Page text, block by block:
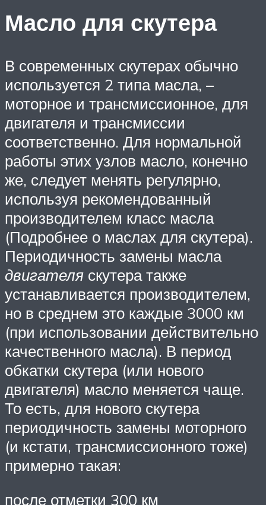
Масло для скутера
В современных скутерах обычно
используется 2 типа масла, –
моторное и трансмиссионное, для
двигателя и трансмиссии
соответственно. Для нормальной
работы этих узлов масло, конечно
же, следует менять регулярно,
используя рекомендованный
производителем класс масла
(Подробнее о маслах для скутера).
Периодичность замены масла
двигателя скутера также
устанавливается производителем,
но в среднем это каждые 3000 км
(при использовании действительно
качественного масла). В период
обкатки скутера (или нового
двигателя) масло меняется чаще.
То есть, для нового скутера
периодичность замены моторного
(и кстати, трансмиссионного тоже)
примерно такая:
после отметки 300 км